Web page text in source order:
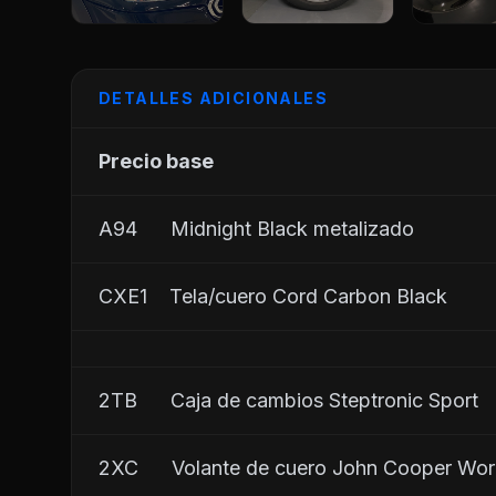
DETALLES ADICIONALES
Precio base
A94      Midnight Black metalizado
CXE1    Tela/cuero Cord Carbon Black
2TB      Caja de cambios Steptronic Sport
2XC      Volante de cuero John Cooper